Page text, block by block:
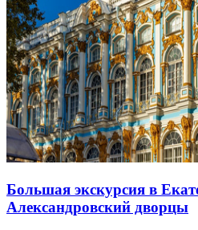
Большая экскурсия в
Александровский дворцы